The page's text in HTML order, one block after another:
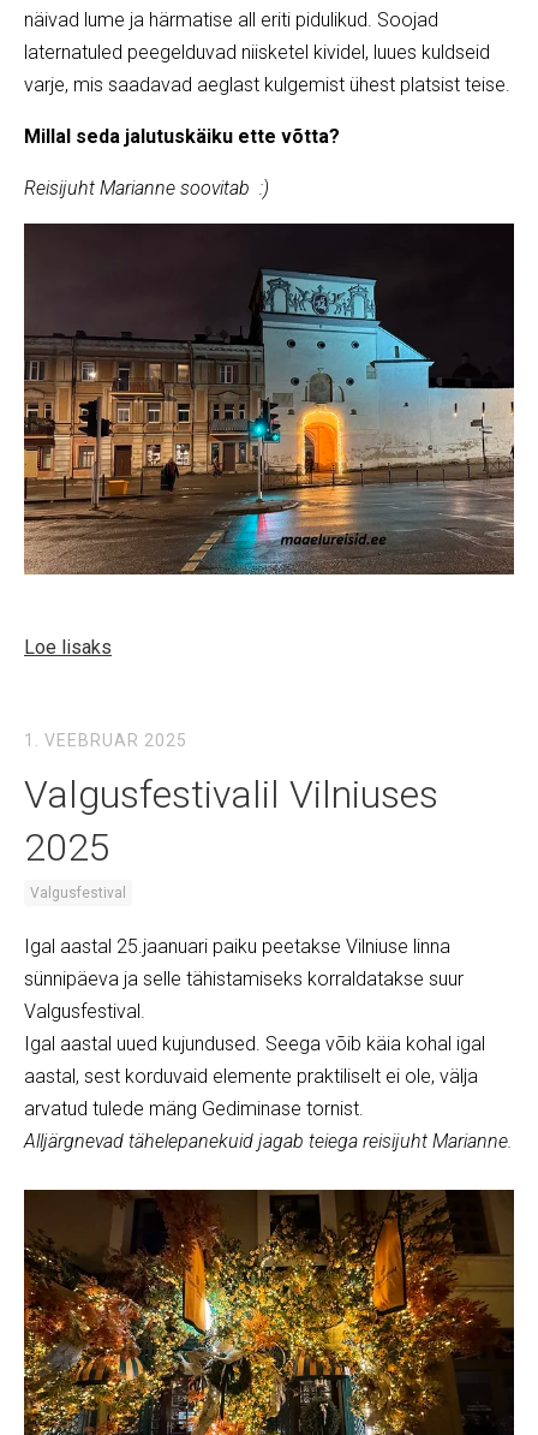
näivad lume ja härmatise all eriti pidulikud. Soojad
laternatuled peegelduvad niisketel kividel, luues kuldseid
varje, mis saadavad aeglast kulgemist ühest platsist teise.
Millal seda jalutuskäiku ette võtta?
Reisijuht Marianne soovitab :)
Loe lisaks
1. VEEBRUAR 2025
Valgusfestivalil Vilniuses
2025
Valgusfestival
Igal aastal 25.jaanuari paiku peetakse Vilniuse linna
sünnipäeva ja selle tähistamiseks korraldatakse suur
Valgusfestival.
Igal aastal uued kujundused. Seega võib käia kohal igal
aastal, sest korduvaid elemente praktiliselt ei ole, välja
arvatud tulede mäng Gediminase tornist.
Alljärgnevad tähelepanekuid jagab teiega reisijuht Marianne.